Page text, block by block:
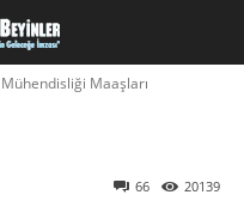
Maaşları
20139
66